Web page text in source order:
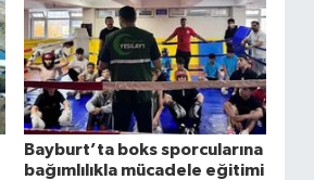
Bayburt’ta boks sporcularına
bağımlılıkla mücadele eğitimi